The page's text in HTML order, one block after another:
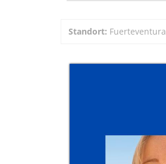
Standort: Fuerteventura